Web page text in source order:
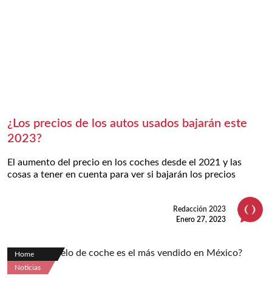
¿Los precios de los autos usados bajarán este
2023?
El aumento del precio en los coches desde el 2021 y las
cosas a tener en cuenta para ver si bajarán los precios
Redacción 2023
Enero 27, 2023
Home
Noticias